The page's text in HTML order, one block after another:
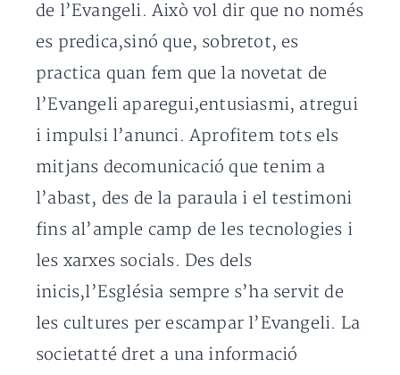
de l’Evangeli. Això vol dir que no només
es predica,sinó que, sobretot, es
practica quan fem que la novetat de
l’Evangeli aparegui,entusiasmi, atregui
i impulsi l’anunci. Aprofitem tots els
mitjans decomunicació que tenim a
l’abast, des de la paraula i el testimoni
fins al’ample camp de les tecnologies i
les xarxes socials. Des dels
inicis,l’Església sempre s’ha servit de
les cultures per escampar l’Evangeli. La
societatté dret a una informació